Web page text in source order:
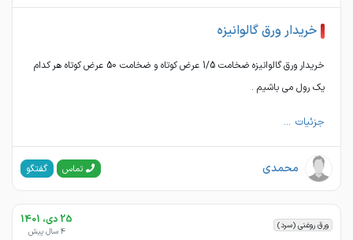
خریدار ورق گالوانیزه
خریدار ورق گالوانیزه ضخامت 1/5 عرض کوتاه و ضخامت 50 عرض کوتاه هر کدام
یک رول می باشیم .
جزئیات ...
محمدی تماس گفتگو
ورق روغنی (سرد) 25 دی، 1401
4 سال پیش